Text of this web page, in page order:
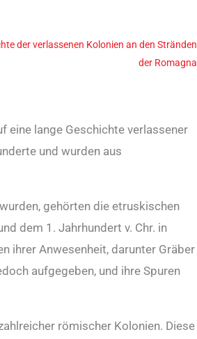
der verlassenen Kolonien an den Stränden
der Romagna
eine lange Geschichte verlassener
und wurden aus
gehörten die etruskischen
dem 1. Jahrhundert v. Chr. in
ihrer Anwesenheit, darunter Gräber
aufgegeben, und ihre Spuren
römischer Kolonien. Diese